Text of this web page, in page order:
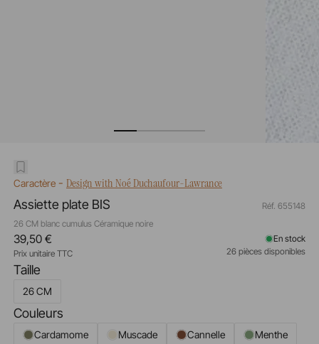
Caractère- Design with Noé Duchaufour-Lawrance
Assiette plate BIS
26 CM blanc cumulus Céramique noire
Réf. 655148
Taille
26 CM
Couleurs
Cardamome Muscade Cannelle
Menthe
39,50 €
Prix unitaire TTC
En stock
26 pièces disponibles